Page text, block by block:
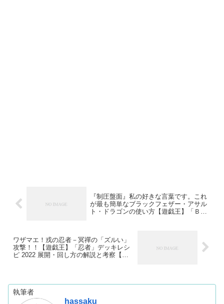
『制圧盤面』私の好きな言葉です。これ
が最も簡単なブラックフェザー・アサル
ト・ドラゴンの使い方【遊戯王】「ＢＦ/
ワザマエ！戎の忍者－冥禪の「ズルい」
攻撃！！【遊戯王】「忍者」デッキレシ
ピ 2022 展開・回し方の解説と考察【ダ
執筆者
hassaku